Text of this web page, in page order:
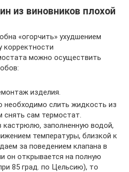
из виновников плохой
«огорчить» ухудшением
корректности
можно осуществить
изделия.
необходимо слить жидкость из
снять сам термостат.
заполненную водой,
температуры, близкой к
за поведением клапана в
он открывается на полную
85 град. по Цельсию), то